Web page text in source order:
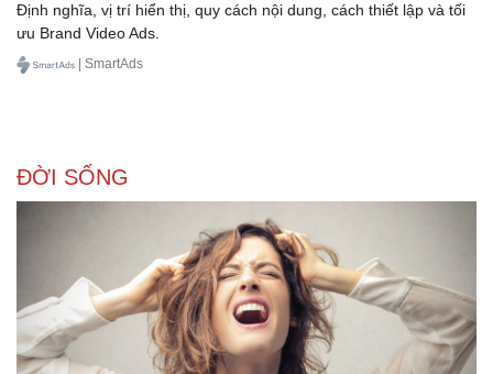
Định nghĩa, vị trí hiển thị, quy cách nội dung, cách thiết lập và tối
ưu Brand Video Ads.
| SmartAds
ĐỜI SỐNG